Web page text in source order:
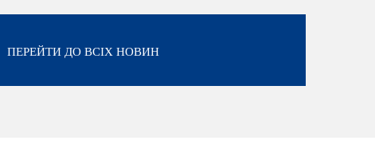
ПЕРЕЙТИ ДО ВСІХ НОВИН